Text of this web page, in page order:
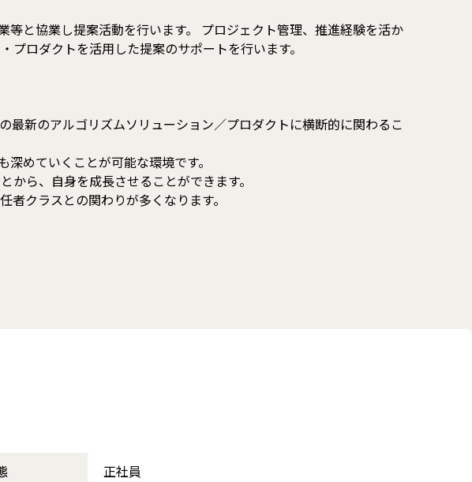
と協業し提案活動を行います。 プロジェクト管理、推進経験を活か
ロダクトを活用した提案のサポートを行います。
最新のアルゴリズムソリューション／プロダクトに横断的に関わるこ
めていくことが可能な環境です。
から、自身を成長させることができます。
クラスとの関わりが多くなります。
正社員